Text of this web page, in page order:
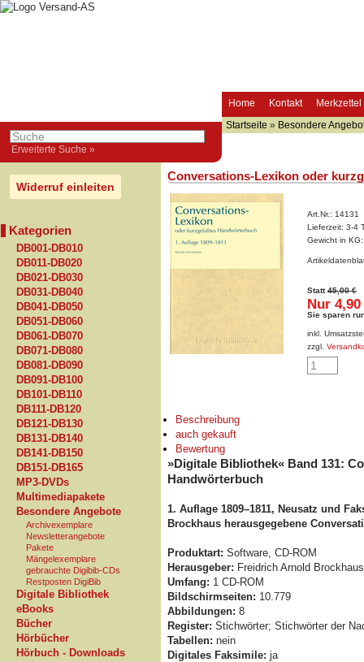
Home Kontakt Merkzettel
Erweiterte Suche »
Startseite » Besondere
Widerruf einleiten
Kategorien
DB001-DB010
DB011-DB020
DB021-DB030
DB031-DB040
DB041-DB050
DB051-DB060
DB061-DB070
DB071-DB080
DB081-DB090
DB091-DB100
DB101-DB110
DB111-DB120
DB121-DB130
DB131-DB140
DB141-DB150
DB151-DB165
MP3-DVDs
Multimediapakete
Besondere Angebote
Archivexemplare
Newsletterangebote
Pakete
Mängelexemplare
gebrauchte Digibib-CDs
Restposten DigiBib
Digitale Bibliothek
eBooks
Bücher
Hörbücher
Hörbuch - Downloads
Conversations-Lexikon oder
Art.Nr.: 14131
Lieferzeit: 3-4
Gewicht in
Statt45,00 €
Nur 4,90
Sie sparen
inkl.
zzgl.
Beschreibung
auch gekauft
Bewertung
»Digitale Bibliothek« Band 131:
Handwörterbuch
1. Auflage 1809–1811, Neusatz und
Brockhaus herausgegebene
Produktart: Software, CD-ROM
Herausgeber: Freidrich Arnold Brockhaus
Umfang: 1 CD-ROM
Bildschirmseiten: 10.779
Abbildungen: 8
Register: Stichwörter; Stichwörter der
Tabellen: nein
Digitales Faksimile: ja